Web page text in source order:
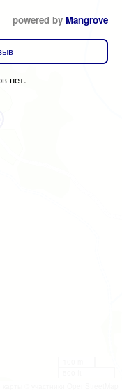
powered by Mangrove
нет.